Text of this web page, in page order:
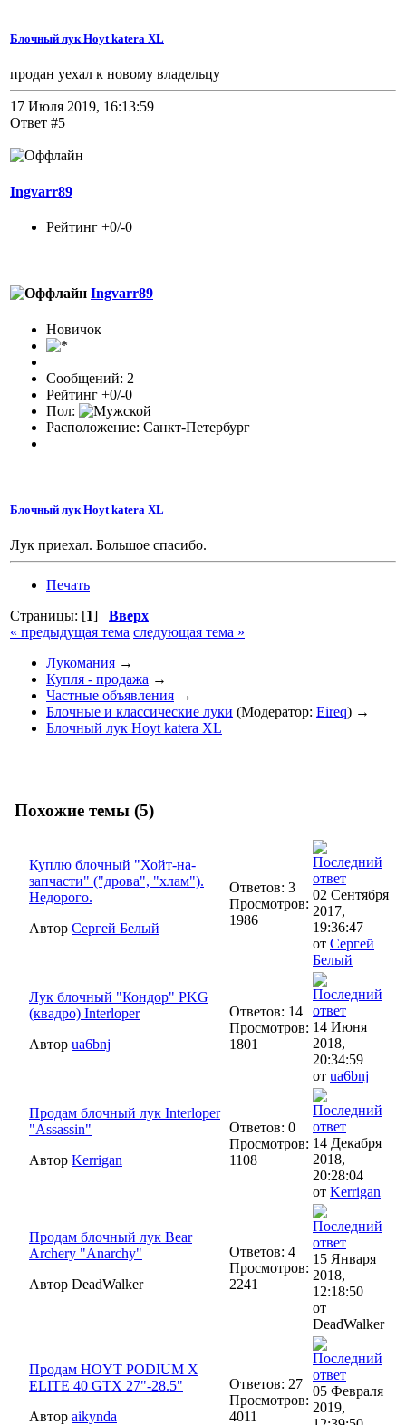
Блочный лук Hoyt katera XL
продан уехал к новому владельцу
17 Июля 2019, 16:13:59
Ответ #5
Ingvarr89
Рейтинг +0/-0
Ingvarr89
Новичок
Сообщений: 2
Рейтинг +0/-0
Пол:
Расположение: Санкт-Петербург
Блочный лук Hoyt katera XL
Лук приехал. Большое спасибо.
Печать
Страницы: [1] Вверх
« предыдущая тема следующая тема »
Лукомания →
Купля - продажа →
Частные объявления →
Блочные и классические луки (Модератор: Eireq) →
Блочный лук Hoyt katera XL
Похожие темы (5)
Куплю блочный "Хойт-на-
запчасти" ("дрова", "хлам").
Недорого.
Автор Сергей Белый
Ответов: 3
Просмотров:
1986
02 Сентября
2017,
19:36:47
от Сергей
Белый
Лук блочный "Кондор" PKG
(квадро) Interloper
Автор ua6bnj
Ответов: 14
Просмотров:
1801
14 Июня
2018,
20:34:59
от ua6bnj
Продам блочный лук Interloper
"Assassin"
Автор Kerrigan
Ответов: 0
Просмотров:
1108
14 Декабря
2018,
20:28:04
от Kerrigan
Продам блочный лук Bear
Archery "Anarchy"
Автор DeadWalker
Ответов: 4
Просмотров:
2241
15 Января
2018,
12:18:50
от
DeadWalker
Продам HOYT PODIUM X
ELITE 40 GTX 27"-28.5"
Автор aikynda
Ответов: 27
Просмотров:
4011
05 Февраля
2019,